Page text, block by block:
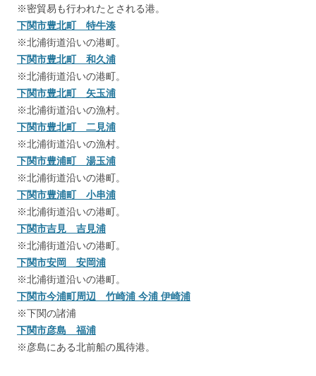
※密貿易も行われたとされる港。
下関市豊北町 特牛湊
※北浦街道沿いの港町。
下関市豊北町 和久浦
※北浦街道沿いの港町。
下関市豊北町 矢玉浦
※北浦街道沿いの漁村。
下関市豊北町 二見浦
※北浦街道沿いの漁村。
下関市豊浦町 湯玉浦
※北浦街道沿いの港町。
下関市豊浦町 小串浦
※北浦街道沿いの港町。
下関市吉見 吉見浦
※北浦街道沿いの港町。
下関市安岡 安岡浦
※北浦街道沿いの港町。
下関市今浦町周辺 竹崎浦 今浦 伊崎浦
※下関の諸浦
下関市彦島 福浦
※彦島にある北前船の風待港。